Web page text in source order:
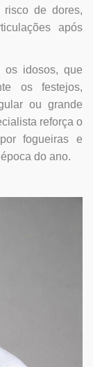
risco de dores,
após
os idosos, que
os festejos,
ou grande
reforça o
fogueiras e
do ano.